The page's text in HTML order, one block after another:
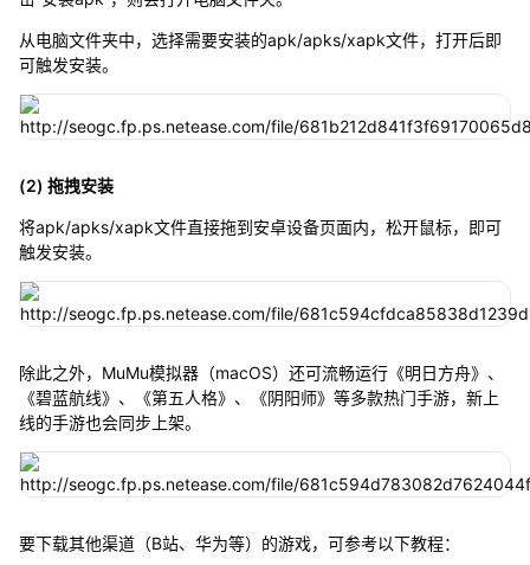
从电脑文件夹中，选择需要安装的apk/apks/xapk文件，打开后即
可触发安装。
(2) 拖拽安装
将apk/apks/xapk文件直接拖到安卓设备页面内，松开鼠标，即可
触发安装。
除此之外，MuMu模拟器（macOS）还可流畅运行《明日方舟》、
《碧蓝航线》、《第五人格》、《阴阳师》等多款热门手游，新上
线的手游也会同步上架。
要下载其他渠道（B站、华为等）的游戏，可参考以下教程：